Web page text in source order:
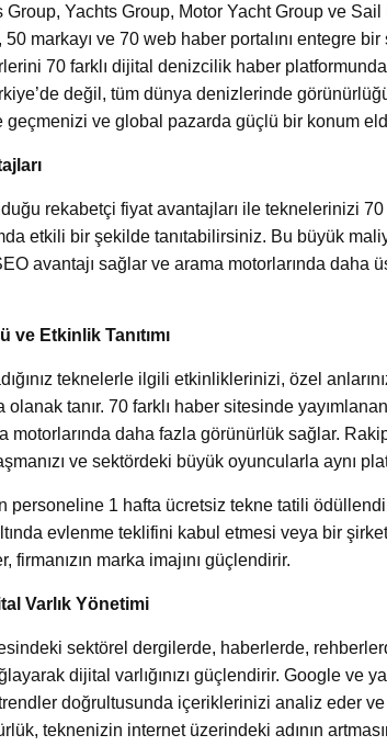
Group, Yachts Group, Motor Yacht Group ve
markayı ve 70 web haber portalını entegre
70 farklı dijital denizcilik haber platformunda
değil, tüm dünya denizlerinde
geçmenizi ve global pazarda güçlü bir konum
rekabetçi fiyat avantajları ile teknelerinizi
etkili bir şekilde tanıtabilirsiniz. Bu büyük
avantajı sağlar ve arama motorlarında daha
ve Etkinlik Tanıtımı
teknelerle ilgili etkinliklerinizi, özel
olanak tanır. 70 farklı haber sitesinde
motorlarında daha fazla görünürlük sağlar.
ve sektördeki büyük oyuncularla aynı
personeline 1 hafta ücretsiz tekne tatili
evlenme teklifini kabul etmesi veya bir
firmanızın marka imajını güçlendirir.
Varlık Yönetimi
sektörel dergilerde, haberlerde,
dijital varlığınızı güçlendirir. Google ve
doğrultusunda içeriklerinizi analiz eder ve
teknenizin internet üzerindeki adının